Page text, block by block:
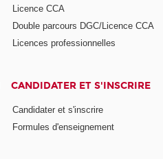
Licence CCA
Double parcours DGC/Licence CCA
Licences professionnelles
CANDIDATER ET S'INSCRIRE
Candidater et s'inscrire
Formules d'enseignement